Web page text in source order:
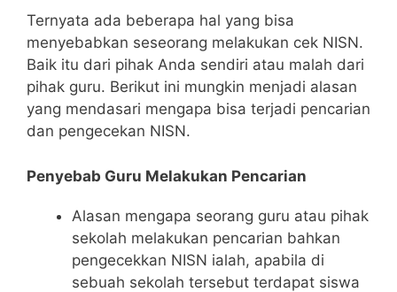
Ternyata ada beberapa hal yang bisa
menyebabkan seseorang melakukan cek NISN.
Baik itu dari pihak Anda sendiri atau malah dari
pihak guru. Berikut ini mungkin menjadi alasan
yang mendasari mengapa bisa terjadi pencarian
dan pengecekan NISN.
Penyebab Guru Melakukan Pencarian
Alasan mengapa seorang guru atau pihak
sekolah melakukan pencarian bahkan
pengecekkan NISN ialah, apabila di
sebuah sekolah tersebut terdapat siswa